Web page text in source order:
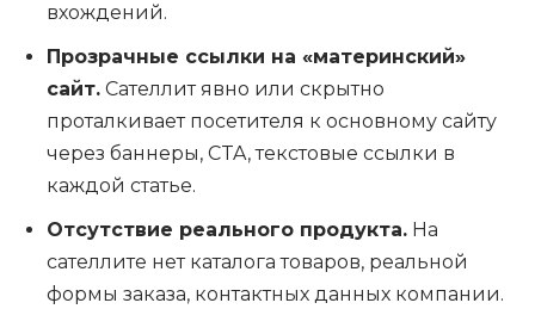
вхождений.
Прозрачные ссылки на «материнский»
сайт. Сателлит явно или скрытно
проталкивает посетителя к основному сайту
через баннеры, CTA, текстовые ссылки в
каждой статье.
Отсутствие реального продукта. На
сателлите нет каталога товаров, реальной
формы заказа, контактных данных компании.